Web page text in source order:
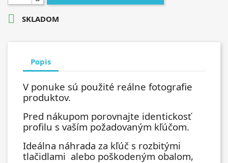
 SKLADOM
Popis
V ponuke sú použité reálne fotografie
produktov.
Pred nákupom porovnajte identickosť
profilu s vaším požadovaným kľúčom.
Ideálna náhrada za kľúč s rozbitými
tlačidlami alebo poškodeným obalom,